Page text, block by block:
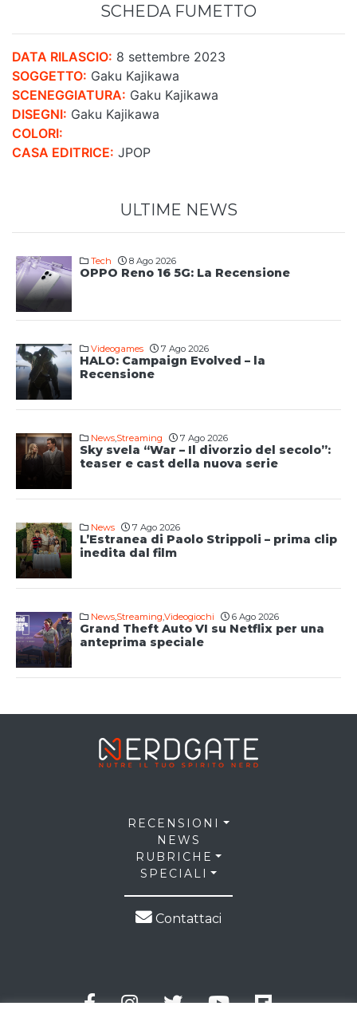
SCHEDA FUMETTO
DATA RILASCIO: 8 settembre 2023
SOGGETTO: Gaku Kajikawa
SCENEGGIATURA: Gaku Kajikawa
DISEGNI: Gaku Kajikawa
COLORI:
CASA EDITRICE: JPOP
ULTIME NEWS
Tech 8 Ago 2026
OPPO Reno 16 5G: La Recensione
Videogames 7 Ago 2026
HALO: Campaign Evolved – la
Recensione
News Streaming 7 Ago 2026
Sky svela “War – Il divorzio del secolo”:
teaser e cast della nuova serie
News 7 Ago 2026
L’Estranea di Paolo Strippoli – prima clip
inedita dal film
News Streaming Videogiochi 6 Ago 2026
Grand Theft Auto VI su Netflix per una
anteprima speciale
RECENSIONI
NEWS
RUBRICHE
SPECIALI
Contattaci